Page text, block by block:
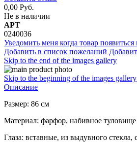
0,00 Руб.
Не в наличии
АРТ
0240036
Уведомить меня когда товар
Добавить в список пожеланий
Skip to the end of the images gallery
Skip to the beginning of the images gallery
Описание
Размер: 86 см
Материал: фарфор, набивное туловище
Глаза: вставные, из выдувного стекла,